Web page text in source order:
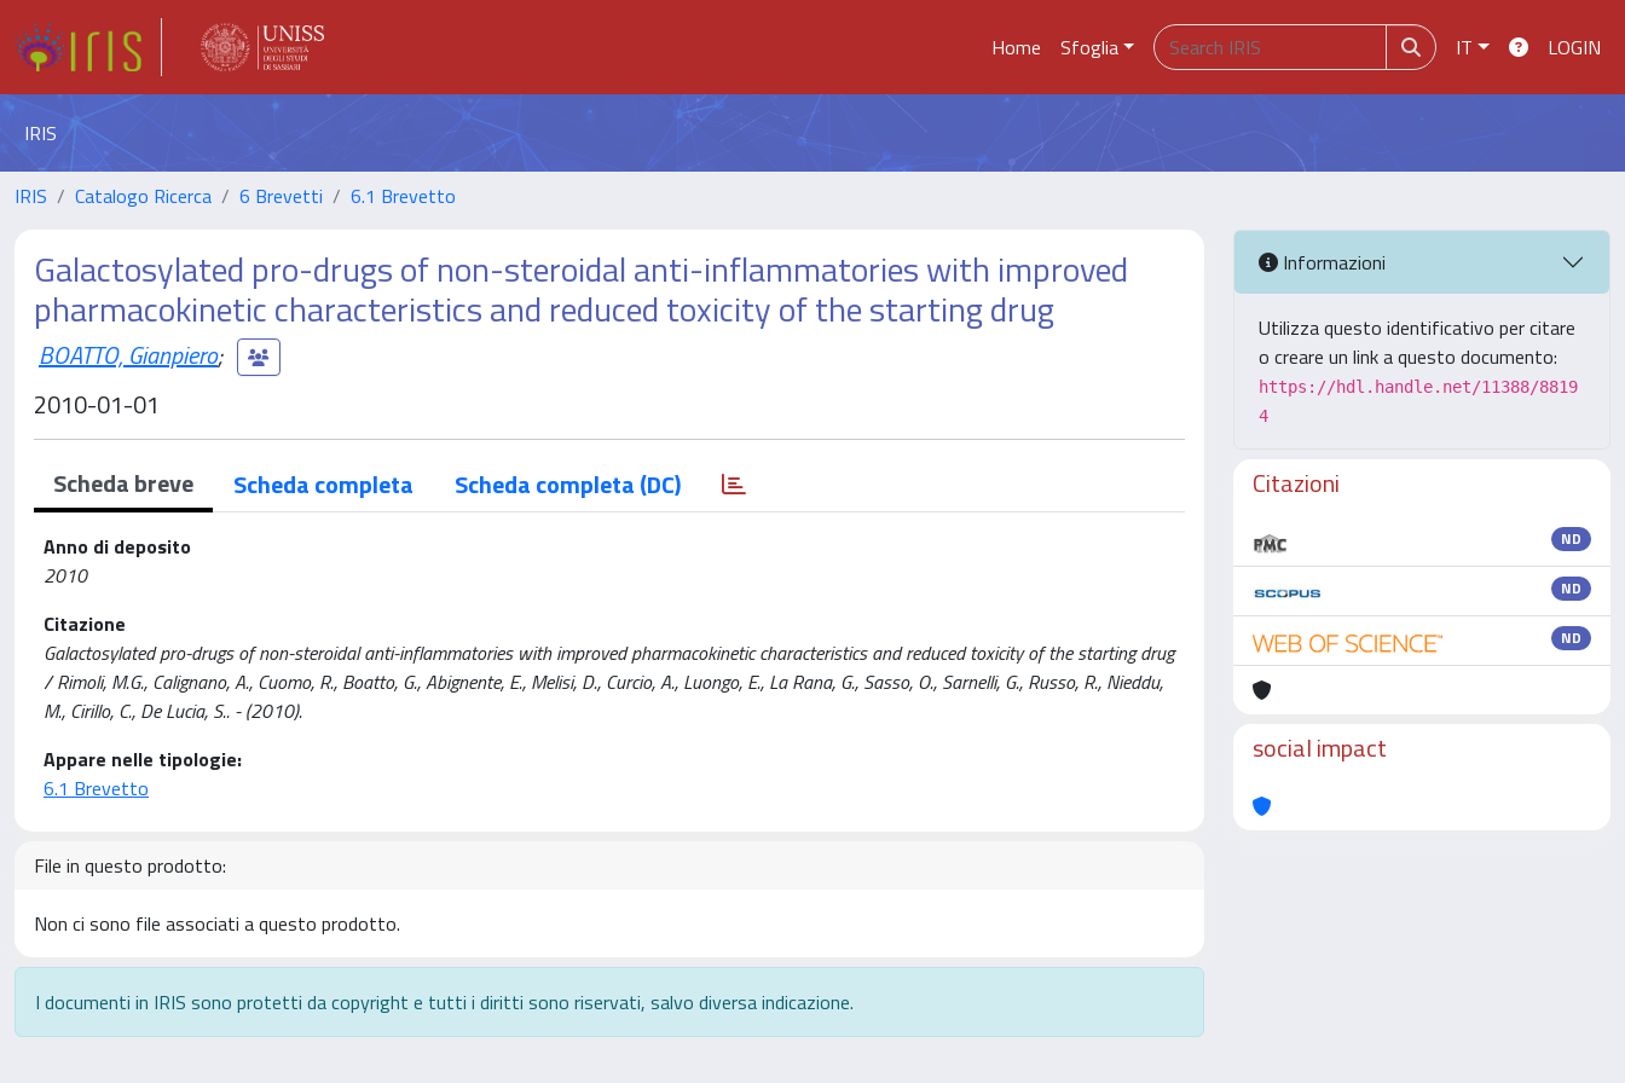
Home Sfoglia IT LOGIN
IRIS
IRIS Catalogo Ricerca 6 Brevetti 6.1 Brevetto
Galactosylated pro-drugs of non-steroidal anti-inflammatories with improved
pharmacokinetic characteristics and reduced toxicity of the starting drug
BOATTO, Gianpiero;
2010-01-01
Scheda breve Scheda completa Scheda completa (DC)
Anno di deposito
2010
Citazione
Galactosylated pro-drugs of non-steroidal anti-inflammatories with improved pharmacokinetic characteristics and reduced toxicity of the starting drug
/ Rimoli, M.G., Calignano, A., Cuomo, R., Boatto, G., Abignente, E., Melisi, D., Curcio, A., Luongo, E., La Rana, G., Sasso, O., Sarnelli, G., Russo, R., Nieddu,
M., Cirillo, C., De Lucia, S.. - (2010).
Appare nelle tipologie:
6.1 Brevetto
File in questo prodotto:
Non ci sono file associati a questo prodotto.
I documenti in IRIS sono protetti da copyright e tutti i diritti sono riservati, salvo diversa indicazione.
Informazioni
Utilizza questo identificativo per citare
o creare un link a questo documento:
https://hdl.handle.net/11388/8819
4
Citazioni
ND
ND
ND
social impact